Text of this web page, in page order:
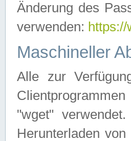
Änderung des
verwenden:
Maschineller
Alle zur
"wget"
Herunterladen